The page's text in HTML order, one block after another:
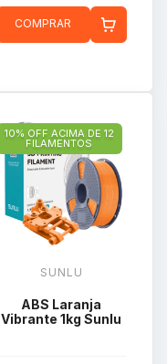
COMPRAR
10% OFF ACIMA DE 12
FILAMENTOS
SUNLU
ABS Laranja
Vibrante 1kg Sunlu